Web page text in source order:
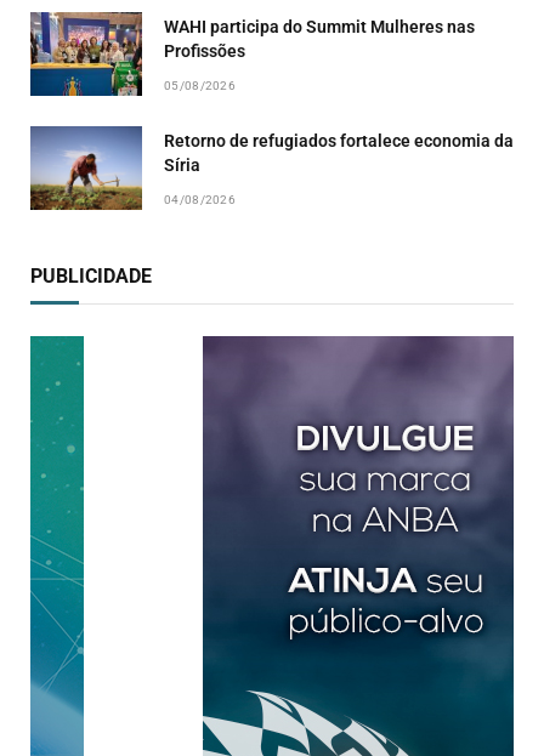
WAHI participa do Summit Mulheres nas
Profissões
05/08/2026
Retorno de refugiados fortalece economia da
Síria
04/08/2026
PUBLICIDADE